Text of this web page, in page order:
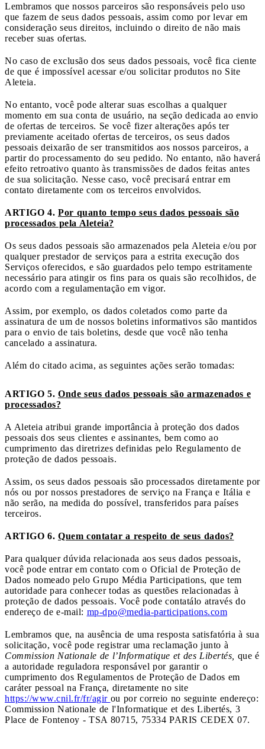
Lembramos que nossos parceiros são responsáveis pelo uso
que fazem de seus dados pessoais, assim como por levar em
consideração seus direitos, incluindo o direito de não mais
receber suas ofertas.
No caso de exclusão dos seus dados pessoais, você fica ciente
de que é impossível acessar e/ou solicitar produtos no Site
Aleteia.
No entanto, você pode alterar suas escolhas a qualquer
momento em sua conta de usuário, na seção dedicada ao envio
de ofertas de terceiros. Se você fizer alterações após ter
previamente aceitado ofertas de terceiros, os seus dados
pessoais deixarão de ser transmitidos aos nossos parceiros, a
partir do processamento do seu pedido. No entanto, não haverá
efeito retroativo quanto às transmissões de dados feitas antes
de sua solicitação. Nesse caso, você precisará entrar em
contato diretamente com os terceiros envolvidos.
ARTIGO 4. Por quanto tempo seus dados pessoais são
processados pela Aleteia?
Os seus dados pessoais são armazenados pela Aleteia e/ou por
qualquer prestador de serviços para a estrita execução dos
Serviços oferecidos, e são guardados pelo tempo estritamente
necessário para atingir os fins para os quais são recolhidos, de
acordo com a regulamentação em vigor.
Assim, por exemplo, os dados coletados como parte da
assinatura de um de nossos boletins informativos são mantidos
para o envio de tais boletins, desde que você não tenha
cancelado a assinatura.
Além do citado acima, as seguintes ações serão tomadas:
ARTIGO 5. Onde seus dados pessoais são armazenados e
processados?
A Aleteia atribui grande importância à proteção dos dados
pessoais dos seus clientes e assinantes, bem como ao
cumprimento das diretrizes definidas pelo Regulamento de
proteção de dados pessoais.
Assim, os seus dados pessoais são processados diretamente por
nós ou por nossos prestadores de serviço na França e Itália e
não serão, na medida do possível, transferidos para países
terceiros.
ARTIGO 6. Quem contatar a respeito de seus dados?
Para qualquer dúvida relacionada aos seus dados pessoais,
você pode entrar em contato com o Oficial de Proteção de
Dados nomeado pelo Grupo Média Participations, que tem
autoridade para conhecer todas as questões relacionadas à
proteção de dados pessoais. Você pode contatálo através do
endereço de e-mail: mp-dpo@media-participations.com
Lembramos que, na ausência de uma resposta satisfatória à sua
solicitação, você pode registrar uma reclamação junto à
Commission Nationale de l’Informatique et des Libertés, que é
a autoridade reguladora responsável por garantir o
cumprimento dos Regulamentos de Proteção de Dados em
caráter pessoal na França, diretamente no site
https://www.cnil.fr/fr/agir ou por correio no seguinte endereço:
Commission Nationale de l'Informatique et des Libertés, 3
Place de Fontenoy - TSA 80715, 75334 PARIS CEDEX 07.